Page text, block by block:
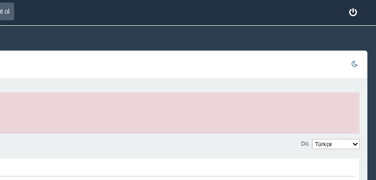
ol
Dil: